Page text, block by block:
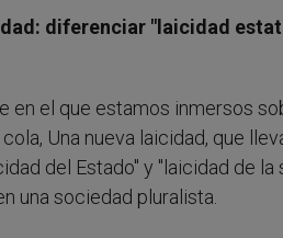
diferenciar "laicidad
en el que estamos inmersos
Una nueva laicidad, que
del Estado" y "laicidad de
una sociedad pluralista.